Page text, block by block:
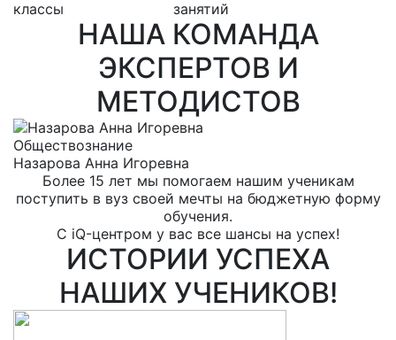
классы
занятий
НАША КОМАНДА
ЭКСПЕРТОВ И
МЕТОДИСТОВ
Обществознание
Назарова Анна Игоревна
Более 15 лет мы помогаем нашим ученикам
поступить в вуз своей мечты на бюджетную форму
обучения.
С iQ-центром у вас все шансы на успех!
ИСТОРИИ УСПЕХА
НАШИХ УЧЕНИКОВ!